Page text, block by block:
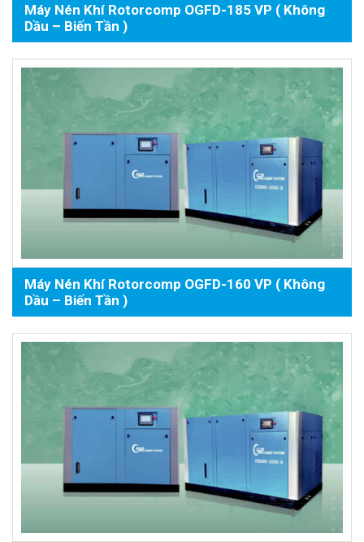
Máy Nén Khí Rotorcomp OGFD-185 VP ( Không
Dầu – Biến Tần )
Máy Nén Khí Rotorcomp OGFD-160 VP ( Không
Dầu – Biến Tần )